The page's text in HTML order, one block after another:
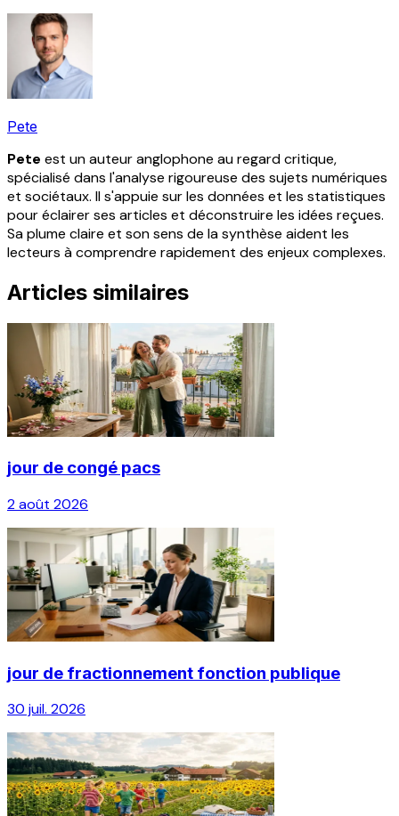
Pete
Pete est un auteur anglophone au regard critique,
spécialisé dans l'analyse rigoureuse des sujets numériques
et sociétaux. Il s'appuie sur les données et les statistiques
pour éclairer ses articles et déconstruire les idées reçues.
Sa plume claire et son sens de la synthèse aident les
lecteurs à comprendre rapidement des enjeux complexes.
Articles similaires
jour de congé pacs
2 août 2026
jour de fractionnement fonction publique
30 juil. 2026